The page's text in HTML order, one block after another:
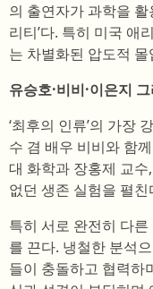
의 출연자가 과학을
리티’다. 특히 미국 애
는 차별화된 압도적
유승호·비비·이은지
‘최후의 인류’의 가장
수 겸 배우 비비와 함
대 화학과 장홍제 교
없던 생존 실험을 펼친
특히 서로 완전히 다
를 끈다. 냉철한 분석
들이 충돌하고 협력하